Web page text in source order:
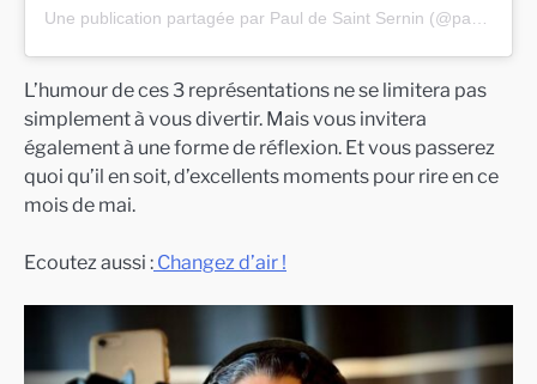
L’humour de ces 3 représentations ne se limitera pas
simplement à vous divertir. Mais vous invitera
également à une forme de réflexion. Et vous passerez
quoi qu’il en soit, d’excellents moments pour rire en ce
mois de mai.
Ecoutez aussi : Changez d’air !